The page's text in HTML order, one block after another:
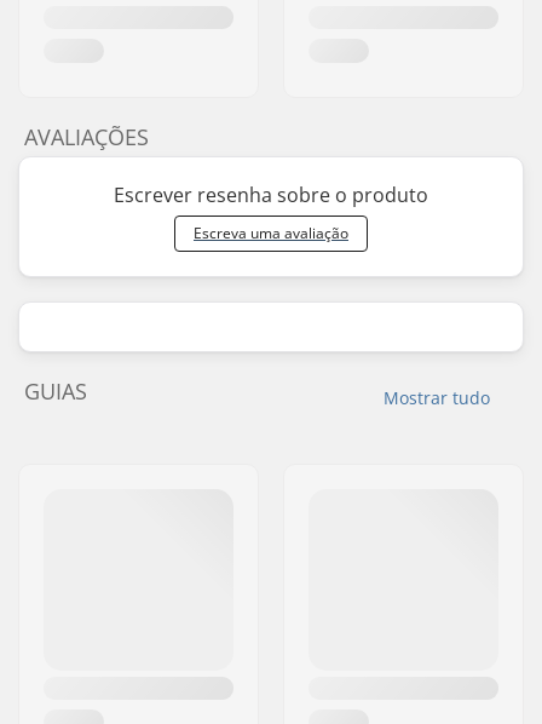
AVALIAÇÕES
Escrever resenha sobre o produto
Escreva uma avaliação
Mostrar tudo
GUIAS